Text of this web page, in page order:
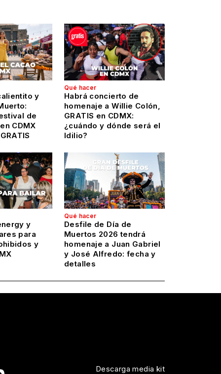
y
de
CDMX
Qué hacer
Habrá concierto de
homenaje a Willie Colón,
GRATIS en CDMX:
¿cuándo y dónde será el
Idilio?
y
para
y
Qué hacer
Desfile de Día de
Muertos 2026 tendrá
homenaje a Juan Gabriel
y José Alfredo: fecha y
detalles
Descarga media kit